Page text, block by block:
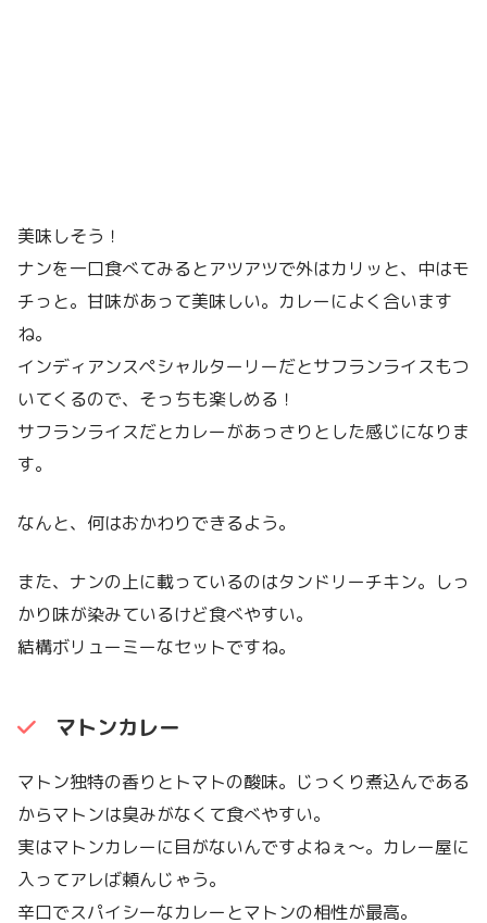
美味しそう！
ナンを一口食べてみるとアツアツで外はカリッと、中はモ
チっと。甘味があって美味しい。カレーによく合います
ね。
インディアンスペシャルターリーだとサフランライスもつ
いてくるので、そっちも楽しめる！
サフランライスだとカレーがあっさりとした感じになりま
す。
なんと、何はおかわりできるよう。
また、ナンの上に載っているのはタンドリーチキン。しっ
かり味が染みているけど食べやすい。
結構ボリューミーなセットですね。
マトンカレー
マトン独特の香りとトマトの酸味。じっくり煮込んである
からマトンは臭みがなくて食べやすい。
実はマトンカレーに目がないんですよねぇ〜。カレー屋に
入ってアレば頼んじゃう。
辛口でスパイシーなカレーとマトンの相性が最高。